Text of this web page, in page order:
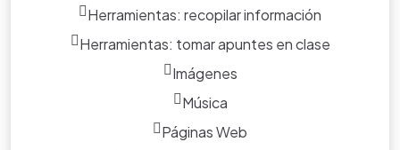
Herramientas: recopilar información
Herramientas: tomar apuntes en clase
Imágenes
Música
Páginas Web